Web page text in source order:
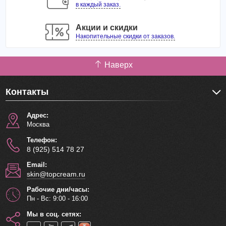
приложить патчи, плотно прижать и оставить на 20-30
в кожу кончиками пальцев.
Количество: 60 шт.
в каждый заказ.
Акции и скидки
Накопительные скидки от заказов.
Наверх
Контакты
Адрес:
Москва
Телефон:
8 (925) 514 78 27
Email:
skin@topcream.ru
Рабочие дни/часы:
Пн - Вс: 9:00 - 16:00
Мы в соц. сетях: